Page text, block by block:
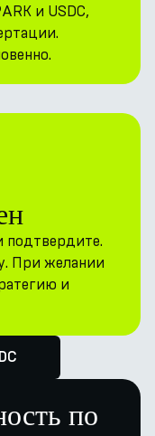
и USDC,
подтвердите.
При желании
и
по